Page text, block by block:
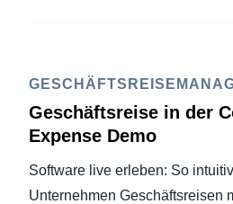
Geschäftsreise in der
Expense Demo
Software live erleben: So
Unternehmen Geschäftsreisen